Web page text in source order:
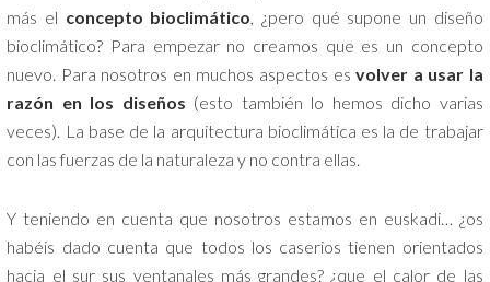
más el concepto bioclimático, ¿pero qué supone un diseño
bioclimático? Para empezar no creamos que es un concepto
nuevo. Para nosotros en muchos aspectos esvolver a usar la
razón en los diseños (esto también lo hemos dicho varias
veces). La base de la arquitectura bioclimática es la de trabajar
con las fuerzas de la naturaleza y no contra ellas.
Y teniendo en cuenta que nosotros estamos en euskadi… ¿os
habéis dado cuenta que todos los caserios tienen orientados
hacia el sur sus ventanales más grandes? ¿que el calor de las